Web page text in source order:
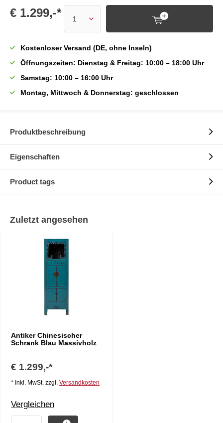
€ 1.299,-*
Kostenloser Versand (DE, ohne Inseln)
Öffnungszeiten: Dienstag & Freitag: 10:00 – 18:00 Uhr
Samstag: 10:00 – 16:00 Uhr
Montag, Mittwoch & Donnerstag: geschlossen
Produktbeschreibung
Eigenschaften
Product tags
Zuletzt angesehen
Antiker Chinesischer
Schrank Blau Massivholz
€ 1.299,-*
* Inkl. MwSt. zzgl. Versandkosten
Vergleichen